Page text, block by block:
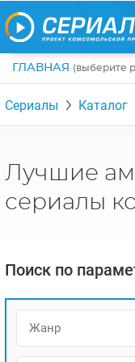
ГЛАВНАЯ (выберите
ПО ЖАНРАМ
КОМЕДИИ
УЖАСЫ
БОЕВИКИ
ФЭНТЕЗИ
ДЕТЕКТИВЫ
КРИМИНАЛ
ТУРЦИЯ
КАНАДА
РЕЦЕНЗИИ
АЗИАТСКИЕ СЕРИАЛЫ
ИНТЕРВЬЮ
Сериалы Каталог
Лучшие
сериалы
Поиск по
Жанр